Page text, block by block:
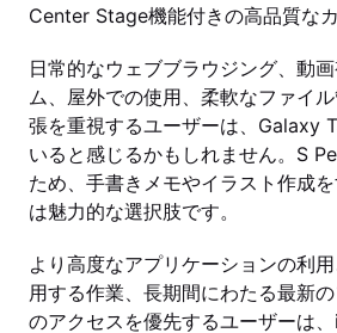
Center Stage機能付きの高品質なカ
日常的なウェブブラウジング、動
ム、屋外での使用、柔軟なファイ
張を重視するユーザーは、Galaxy
いると感じるかもしれません。S
ため、手書きメモやイラスト作成
は魅力的な選択肢です。
より高度なアプリケーションの利
用する作業、長期間にわたる最新
のアクセスを優先するユーザーは